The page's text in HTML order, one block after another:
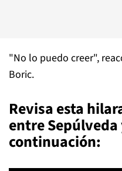
"No lo puedo creer",
Boric.
Revisa esta
entre Sepúlveda
continuación: